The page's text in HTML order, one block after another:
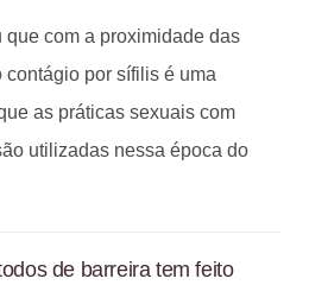
com a proximidade das
por sífilis é uma
as práticas sexuais com
utilizadas nessa época do
de barreira tem feito